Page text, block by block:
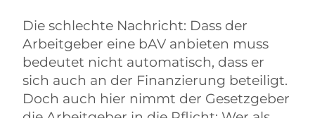
Die schlechte Nachricht: Dass der
Arbeitgeber eine bAV anbieten muss
bedeutet nicht automatisch, dass er
sich auch an der Finanzierung beteiligt.
Doch auch hier nimmt der Gesetzgeber